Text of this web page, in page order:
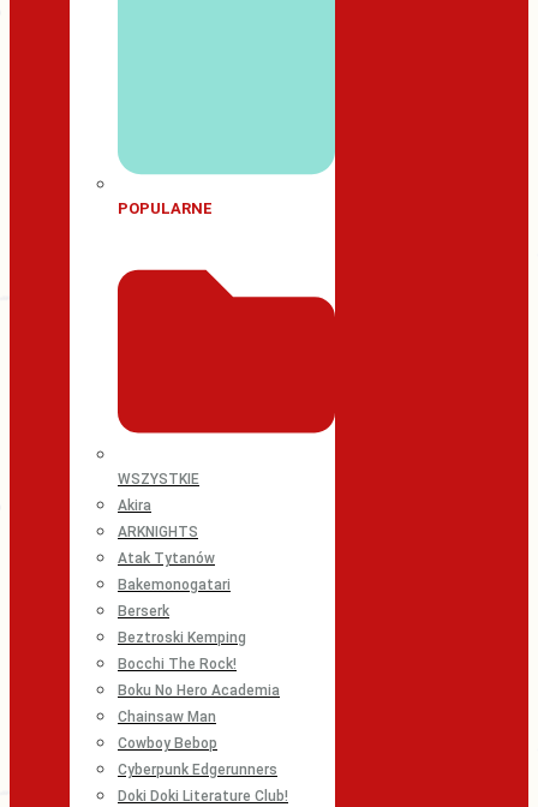
POPULARNE
WSZYSTKIE
Akira
ARKNIGHTS
Atak Tytanów
Bakemonogatari
Berserk
Beztroski Kemping
Bocchi The Rock!
Boku No Hero Academia
Chainsaw Man
Cowboy Bebop
Cyberpunk Edgerunners
Doki Doki Literature Club!